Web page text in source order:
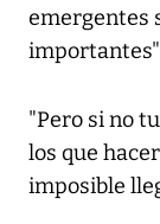
emergentes
"Pero si no
los que
imposible